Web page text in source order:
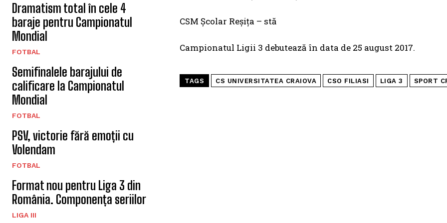
Dramatism total în cele 4
baraje pentru Campionatul
Mondial
FOTBAL
Semifinalele barajului de
calificare la Campionatul
Mondial
FOTBAL
PSV, victorie fără emoții cu
Volendam
FOTBAL
Format nou pentru Liga 3 din
România. Componența seriilor
LIGA III
CSM Şcolar Reşiţa – stă
Campionatul Ligii 3 debutează în data de 25 august 2017.
TAGS CS UNIVERSITATEA CRAIOVA CSO FILIASI LIGA 3 SPORT